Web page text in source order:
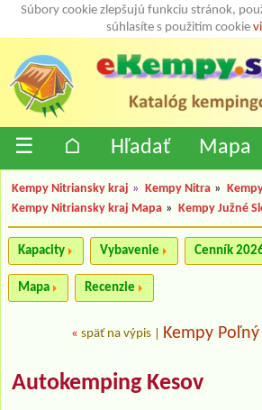
Súbory cookie zlepšujú funkciu stránok,
súhlasíte s použitím cookie
☰ ⌂ Hľadať Mapa
Kempy Nitriansky kraj » Kempy Nitra »
Kempy Nitriansky kraj Mapa » Kempy Južné
Kapacity Vybavenie Cenník
Mapa Recenzie
« späť na výpis Kempy
Autokemping Kesov